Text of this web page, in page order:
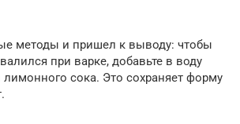
методы и пришел к выводу: чтобы
при варке, добавьте в воду
лимонного сока. Это сохраняет форму